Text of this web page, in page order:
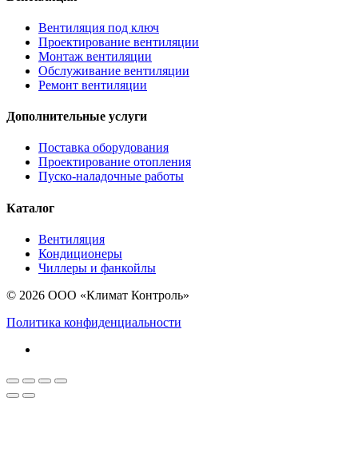
Вентиляция под ключ
Проектирование вентиляции
Монтаж вентиляции
Обслуживание вентиляции
Ремонт вентиляции
Дополнительные услуги
Поставка оборудования
Проектирование отопления
Пуско-наладочные работы
Каталог
Вентиляция
Кондиционеры
Чиллеры и фанкойлы
© 2026 ООО «Климат Контроль»
Политика конфиденциальности